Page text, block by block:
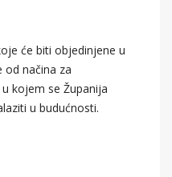
će biti objedinjene u
od načina za
kojem se Županija
u budućnosti.